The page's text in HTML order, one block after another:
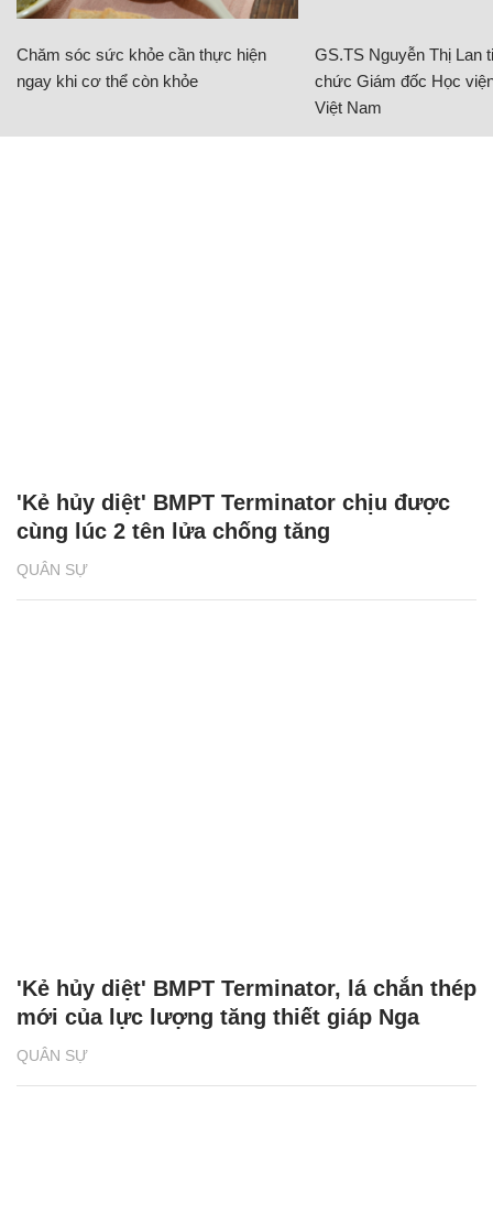
Chăm sóc sức khỏe cần thực hiện
ngay khi cơ thể còn khỏe
GS.TS Nguyễn Thị Lan
chức Giám đốc Học
Việt Nam
QUÂN SỰ
'Kẻ hủy diệt' BMPT Terminator chịu được
cùng lúc 2 tên lửa chống tăng
QUÂN SỰ
'Kẻ hủy diệt' BMPT Terminator, lá chắn thép
mới của lực lượng tăng thiết giáp Nga